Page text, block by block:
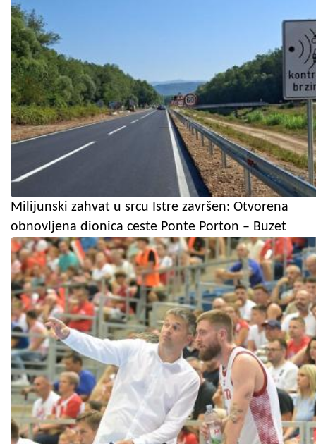
Milijunski zahvat u srcu Istre završen: Otvorena
obnovljena dionica ceste Ponte Porton – Buzet